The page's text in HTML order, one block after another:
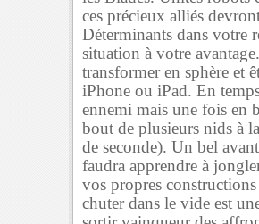
ces précieux alliés
Déterminants dans votre
situation à votre
transformer en sphère et
iPhone ou iPad. En
ennemi mais une fois en
bout de plusieurs nids à
de seconde). Un bel
faudra apprendre à
vos propres
chuter dans le vide est